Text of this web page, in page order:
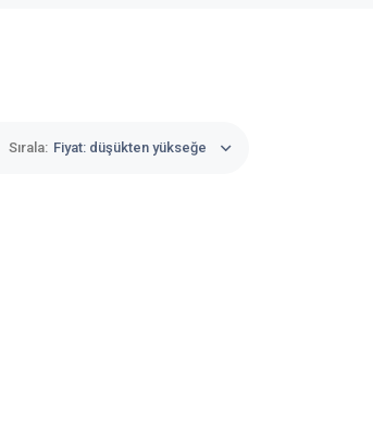
Sırala: Fiyat: düşükten yükseğe